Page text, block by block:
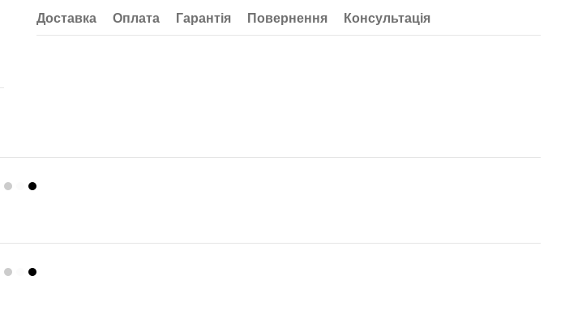
Доставка Оплата Гарантія Повернення Консультація